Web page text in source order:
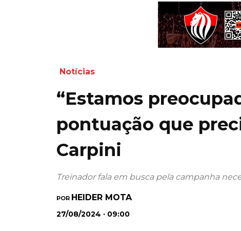
Notícias
“Estamos
pontuação que
Carpini
Treinador fala em busca pela campanha
POR HEIDER MOTA
27/08/2024 · 09:00